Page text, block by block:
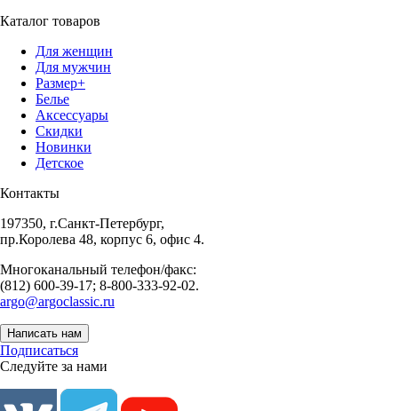
Каталог товаров
Для женщин
Для мужчин
Размер+
Белье
Аксессуары
Скидки
Новинки
Детское
Контакты
197350, г.Санкт-Петербург,
пр.Королева 48, корпус 6, офис 4.
Многоканальный телефон/факс:
(812) 600-39-17; 8-800-333-92-02.
argo@argoclassic.ru
Написать нам
Подписаться
Следуйте за нами